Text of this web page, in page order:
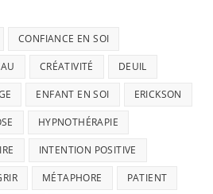
CONFIANCE EN SOI
CRÉATIVITÉ DEUIL
ENFANT EN SOI ERICKSON
HYPNOTHÉRAPIE
INTENTION POSITIVE
MÉTAPHORE PATIENT